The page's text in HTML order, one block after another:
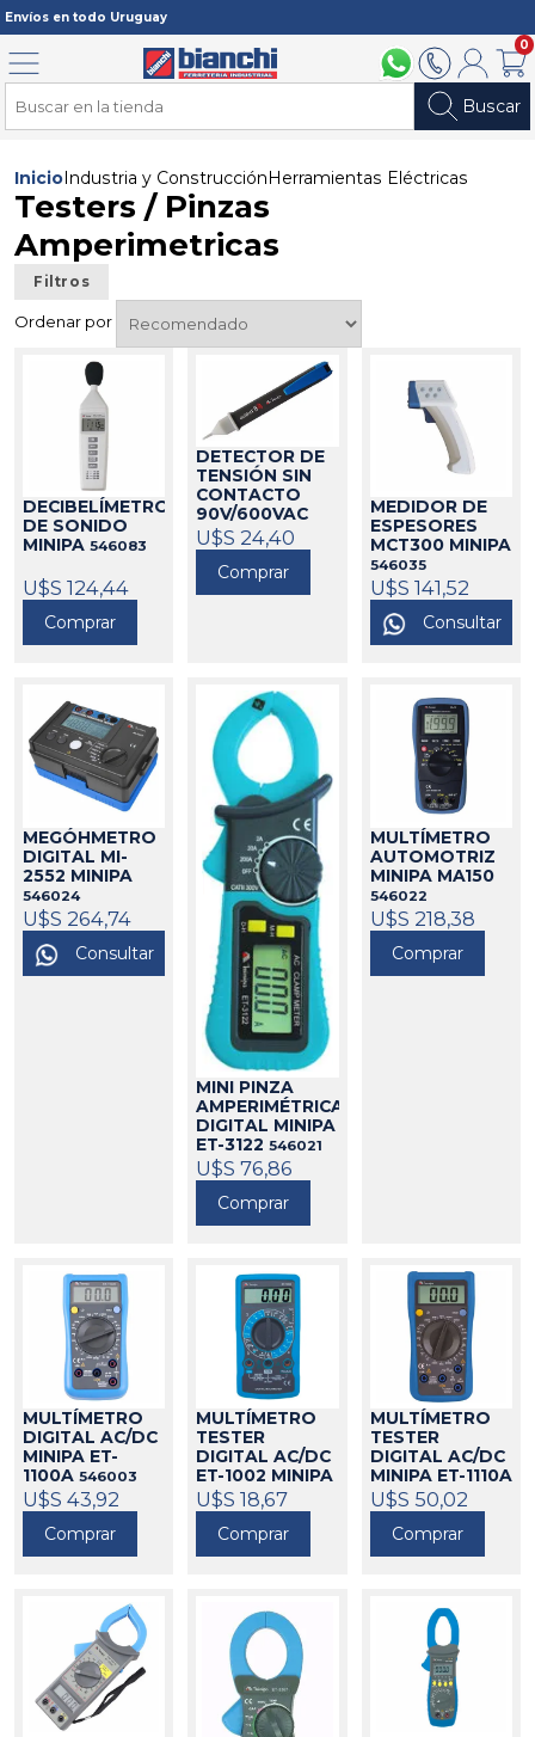
Envíos en todo Uruguay
094 211 1122902 2902Mi cuenta
0
Buscar
Menú
Inicio Industria y Construcción Herramientas Eléctricas
Testers / Pinzas
Amperimetricas
Filtros
Ordenar por
DECIBELÍMETRO
DE SONIDO
MINIPA 546083
U$S 124,44
Comprar
DETECTOR DE
TENSIÓN SIN
CONTACTO
90V/600VAC
MINIPA 546016
U$S 24,40
Comprar
MEDIDOR DE
ESPESORES
MCT300 MINIPA
546035
U$S 141,52
Consultar
MEGÓHMETRO
DIGITAL MI-
2552 MINIPA
546024
U$S 264,74
Consultar
MINI PINZA
AMPERIMÉTRICA
DIGITAL MINIPA
ET-3122546021
U$S 76,86
Comprar
MULTÍMETRO
AUTOMOTRIZ
MINIPA MA150
546022
U$S 218,38
Comprar
MULTÍMETRO
DIGITAL AC/DC
MINIPA ET-
1100A 546003
U$S 43,92
Comprar
MULTÍMETRO
TESTER
DIGITAL AC/DC
ET-1002 MINIPA
546002
U$S 18,67
Comprar
MULTÍMETRO
TESTER
DIGITAL AC/DC
MINIPA ET-1110A
546004
U$S 50,02
Comprar